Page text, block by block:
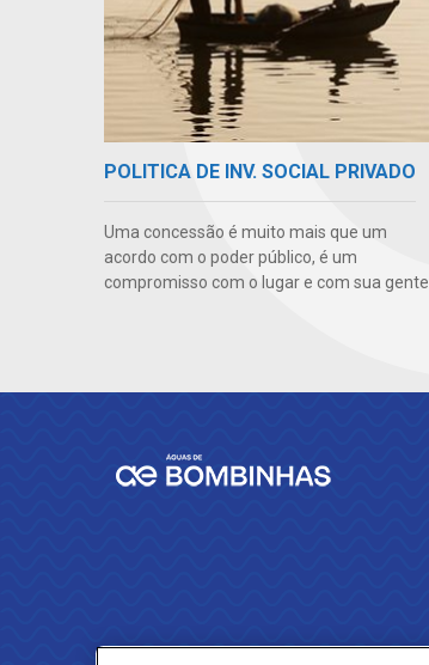
POLITICA DE INV. SOCIAL PRIVADO
Uma concessão é muito mais que um
acordo com o poder público, é um
compromisso com o lugar e com sua gente.